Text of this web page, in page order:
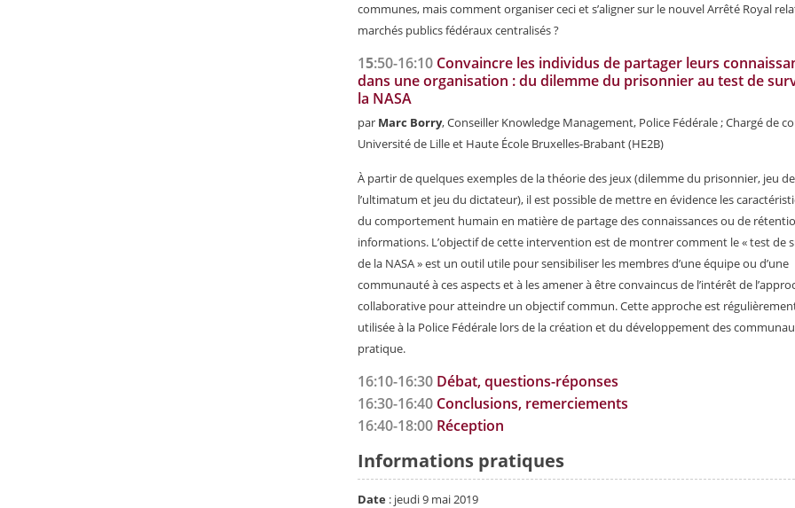
communes, mais comment organiser ceci et s’aligner sur le nouvel Arrêté Royal
marchés publics fédéraux centralisés ?
15:50-16:10 Convaincre les individus de partager leurs
dans une organisation : du dilemme du prisonnier au test de
la NASA
par Marc Borry, Conseiller Knowledge Management, Police Fédérale ; Chargé de
Université de Lille et Haute École Bruxelles-Brabant (HE2B)
À partir de quelques exemples de la théorie des jeux (dilemme du prisonnier, jeu de
l’ultimatum et jeu du dictateur), il est possible de mettre en évidence les
du comportement humain en matière de partage des connaissances ou de
informations. L’objectif de cette intervention est de montrer comment le « test de
de la NASA » est un outil utile pour sensibiliser les membres d’une équipe ou d’une
communauté à ces aspects et à les amener à être convaincus de l’intérêt de
collaborative pour atteindre un objectif commun. Cette approche est
utilisée à la Police Fédérale lors de la création et du développement des
pratique.
16:10-16:30 Débat, questions-réponses
16:30-16:40 Conclusions, remerciements
16:40-18:00 Réception
Informations pratiques
Date : jeudi 9 mai 2019